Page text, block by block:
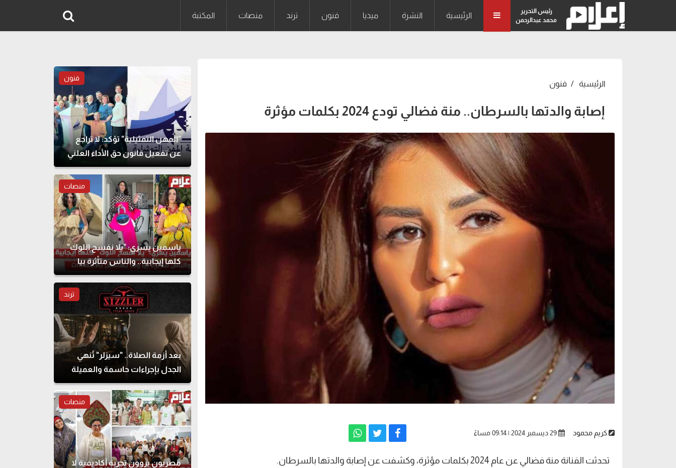
رئيس التحرير
محمد عبدالرحمن
الرئيسية النشرة ميديا فنون ترند منصات المكتبة
الرئيسية فنون
إصابة والدتها بالسرطان.. منة فضالي تودع 2024 بكلمات مؤثرة
كريم محمود
تحدثت الفنانة منة فضالي عن عام 2024 بكلمات مؤثرة، وكشفت عن إصابة والدتها بالسرطان.
فنون
"المهن التمثيلية" تؤكد: لا تراجع
عن تفعيل قانون حق الأداء العلني
منصات
ياسمين يسري: "يلا نفسح اللوك"
كلها إيجابية.. والناس متأثرة بيا
وما بهتمش بالانتقادات
ترند
بعد أزمة الصلاة.. "سيزلر" تُنهي
الجدل بإجراءات حاسمة والعميلة
تحذف المنشور
منصات
مصريون يروون تجربة أكاديمية لا